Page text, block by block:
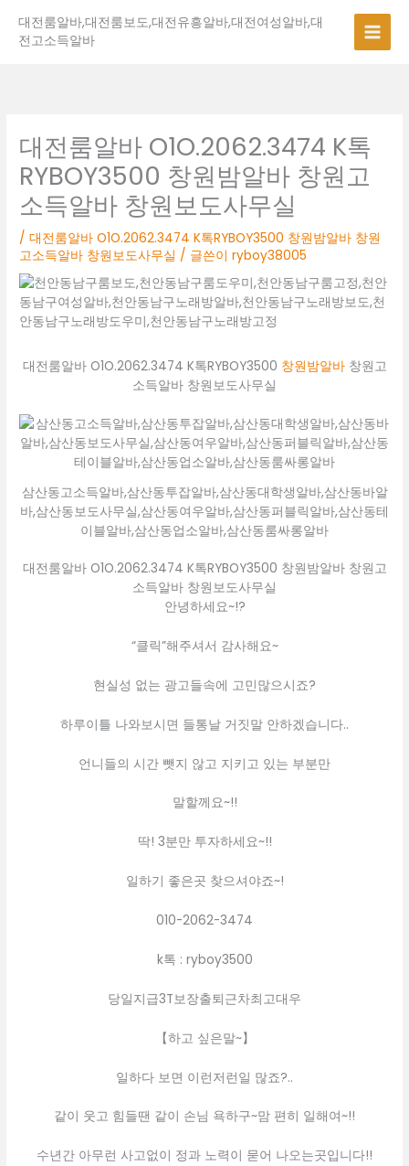
대전룸알바,대전룸보도,대전유흥알바,대전여성알바,대
전고소득알바
대전룸알바 O1O.2062.3474 K톡
RYBOY3500 창원밤알바 창원고
소득알바 창원보도사무실
/대전룸알바 O1O.2062.3474 K톡RYBOY3500 창원밤알바 창원
고소득알바 창원보도사무실 / 글쓴이ryboy38005
대전룸알바 O1O.2062.3474 K톡RYBOY3500 창원밤알바창원고
소득알바 창원보도사무실
삼산동고소득알바,삼산동투잡알바,삼산동대학생알바,삼산동바알
바,삼산동보도사무실,삼산동여우알바,삼산동퍼블릭알바,삼산동테
이블알바,삼산동업소알바,삼산동룸싸롱알바
대전룸알바 O1O.2062.3474 K톡RYBOY3500 창원밤알바 창원고
소득알바 창원보도사무실
안녕하세요~!?
“클릭”해주셔서 감사해요~
현실성 없는 광고들속에 고민많으시죠?
하루이틀 나와보시면 들통날 거짓말 안하겠습니다..
언니들의 시간 뺏지 않고 지키고 있는 부분만
말할께요~!!
딱! 3분만 투자하세요~!!
일하기 좋은곳 찾으셔야죠~!
010-2062-3474
k톡 : ryboy3500
당일지급3T보장출퇴근차최고대우
【하고 싶은말~】
일하다 보면 이런저런일 많죠?..
같이 웃고 힘들땐 같이 손님 욕하구~맘 편히 일해여~!!
수년간 아무런 사고없이 정과 노력이 묻어 나오는곳입니다!!